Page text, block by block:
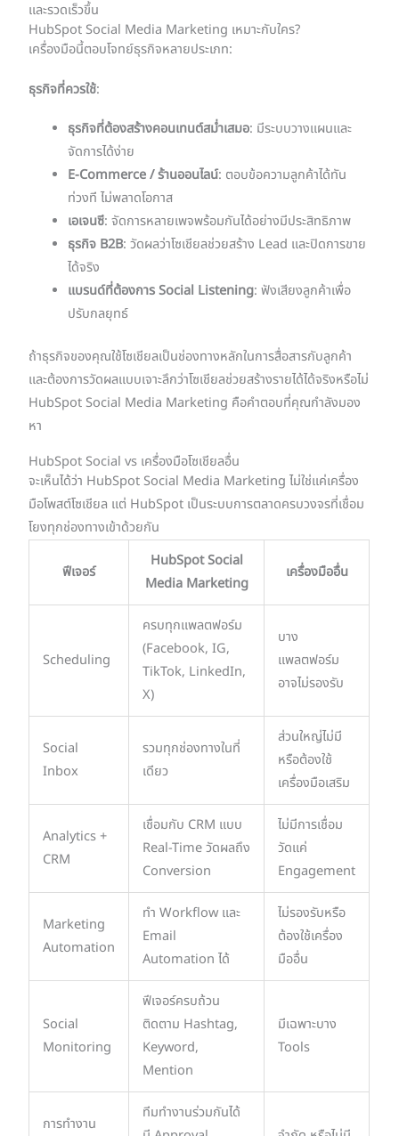
และรวดเร็วขึ้น
HubSpot Social Media Marketing เหมาะกับใคร?
เครื่องมือนี้ตอบโจทย์ธุรกิจหลายประเภท:
ธุรกิจที่ควรใช้:
ธุรกิจที่ต้องสร้างคอนเทนต์สม่ำเสมอ: มีระบบวางแผนและ
จัดการได้ง่าย
E-Commerce / ร้านออนไลน์: ตอบข้อความลูกค้าได้ทัน
ท่วงที ไม่พลาดโอกาส
เอเจนซี: จัดการหลายเพจพร้อมกันได้อย่างมีประสิทธิภาพ
ธุรกิจ B2B: วัดผลว่าโซเชียลช่วยสร้าง Lead และปิดการขาย
ได้จริง
แบรนด์ที่ต้องการ Social Listening: ฟังเสียงลูกค้าเพื่อ
ปรับกลยุทธ์
ถ้าธุรกิจของคุณใช้โซเชียลเป็นช่องทางหลักในการสื่อสารกับลูกค้า
และต้องการวัดผลแบบเจาะลึกว่าโซเชียลช่วยสร้างรายได้ได้จริงหรือไม่
HubSpot Social Media Marketing คือคำตอบที่คุณกำลังมอง
หา
HubSpot Social vs เครื่องมือโซเชียลอื่น
จะเห็นได้ว่า HubSpot Social Media Marketing ไม่ใช่แค่เครื่อง
มือโพสต์โซเชียล แต่ HubSpot เป็นระบบการตลาดครบวงจรที่เชื่อม
โยงทุกช่องทางเข้าด้วยกัน
ฟีเจอร์
HubSpot Social
Media Marketing
เครื่องมืออื่น
Scheduling
ครบทุกแพลตฟอร์ม
(Facebook, IG,
TikTok, LinkedIn,
X)
บาง
แพลตฟอร์ม
อาจไม่รองรับ
Social
Inbox
รวมทุกช่องทางในที่
เดียว
ส่วนใหญ่ไม่มี
หรือต้องใช้
เครื่องมือเสริม
Analytics +
CRM
เชื่อมกับ CRM แบบ
Real-Time วัดผลถึง
Conversion
ไม่มีการเชื่อม
วัดแค่
Engagement
Marketing
Automation
ทำ Workflow และ
Email
Automation ได้
ไม่รองรับหรือ
ต้องใช้เครื่อง
มืออื่น
Social
Monitoring
ฟีเจอร์ครบถ้วน
ติดตาม Hashtag,
Keyword,
Mention
มีเฉพาะบาง
Tools
การทำงาน
ทีมทำงานร่วมกันได้